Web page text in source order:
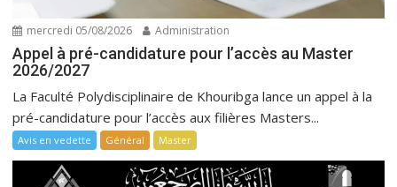
mercredi 05/08/2026 Administration
Appel à pré-candidature pour l’accès au Master
2026/2027
La Faculté Polydisciplinaire de Khouribga lance un appel à la
pré-candidature pour l’accès aux filières Masters...
Avis en vedette Général Master